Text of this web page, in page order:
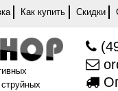
Как купить Скидки